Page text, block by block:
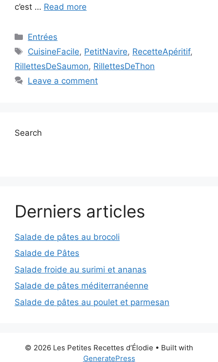
c’est … Read more
Categories
Entrées
Tags
CuisineFacile, PetitNavire, RecetteApéritif,
RillettesDeSaumon, RillettesDeThon
Leave a comment
Search
Derniers articles
Salade de pâtes au brocoli
Salade de Pâtes
Salade froide au surimi et ananas
Salade de pâtes méditerranéenne
Salade de pâtes au poulet et parmesan
© 2026 Les Petites Recettes d’Élodie • Built with
GeneratePress